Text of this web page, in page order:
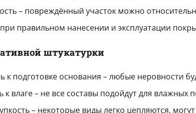
– повреждённый участок можно
правильном нанесении и эксплуатации
штукатурки
к подготовке основания – любые неровности
к влаге – не все составы подойдут для
– некоторые виды легко цепляются,